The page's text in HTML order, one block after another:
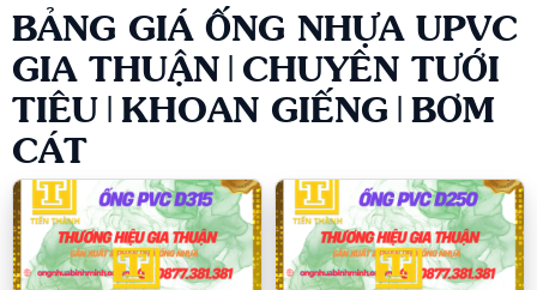
BẢNG GIÁ ỐNG NHỰA UPVC
GIA THUẬN|CHUYÊN TƯỚI
TIÊU|KHOAN GIẾNG|BƠM
CÁT